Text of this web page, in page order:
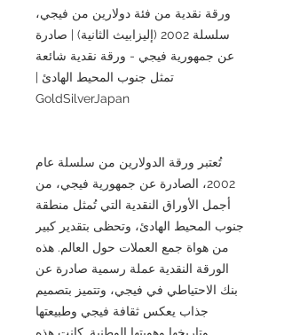
ورقة نقدية من فئة دولارين من فيجي،
سلسلة 2002 (إليزابيث الثانية) | صادرة
عن جمهورية فيجي - ورقة نقدية شائعة
تمثل جنوب المحيط الهادئ |
GoldSilverJapan
تُعتبر ورقة الدولارين من سلسلة عام
2002، الصادرة عن جمهورية فيجي، من
أجمل الأوراق النقدية التي تُمثل منطقة
جنوب المحيط الهادئ، وتحظى بتقدير كبير
من هواة جمع العملات حول العالم. هذه
الورقة النقدية عملة رسمية صادرة عن
بنك الاحتياطي في فيجي، وتتميز بتصميم
جذاب يعكس ثقافة فيجي وطبيعتها
وتاريخها وهويتها الوطنية. كانت هذه